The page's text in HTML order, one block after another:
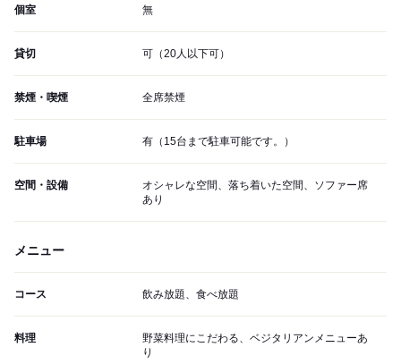
個室 無
貸切 可（20人以下可）
禁煙・喫煙 全席禁煙
駐車場 有（15台まで駐車可能です。）
空間・設備
オシャレな空間、落ち着いた空間、ソファー席
あり
メニュー
コース 飲み放題、食べ放題
料理
野菜料理にこだわる、ベジタリアンメニューあ
り